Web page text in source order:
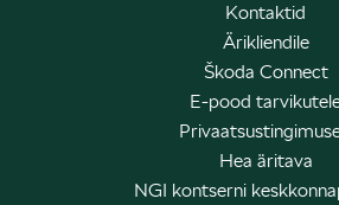
Kontaktid
Ärikliendile
Škoda Connect
E-pood
Hea äritava
NGI kontserni